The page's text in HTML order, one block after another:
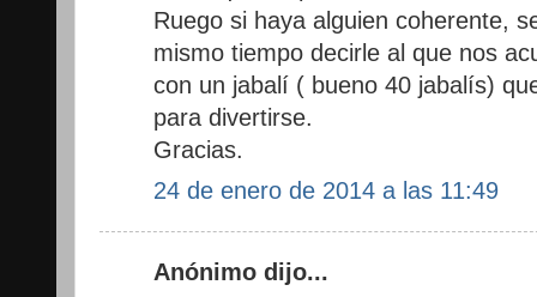
Ruego si haya alguien coherente,
mismo tiempo decirle al que nos
con un jabalí ( bueno 40 jabalís)
para divertirse.
Gracias.
24 de enero de 2014 a las 11:49
Anónimo dijo...